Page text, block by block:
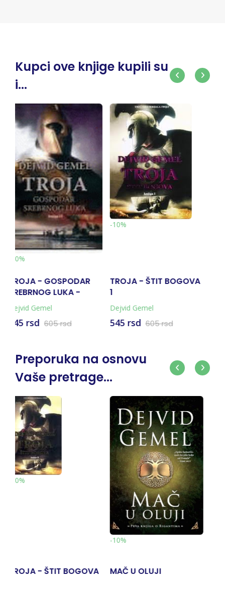
Kupci ove knjige kupili su
i...
- ŠTIT BOGOVA
605 rsd
-10%
TROJA - ŠTIT BOGOVA
KNJ. 2
Dejvid Gemel
545 rsd 605 rsd
VUČJI SAT
Preporuka na osnovu
Vaše pretrage...
OLUJI SKITALAC